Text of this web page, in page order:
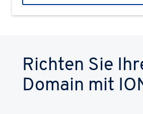
Richten Sie
Domain mit